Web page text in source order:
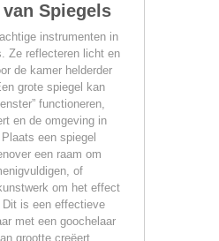
van Spiegels
instrumenten in
Ze reflecteren licht en
de kamer helderder
grote spiegel kan
functioneren,
en de omgeving in
een spiegel
een raam om
of
om het effect
is een effectieve
met een goochelaar
grootte creëert.